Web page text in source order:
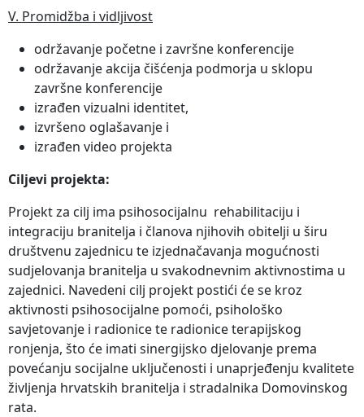
V. Promidžba i vidljivost
održavanje početne i završne konferencije
održavanje akcija čišćenja podmorja u sklopu
završne konferencije
izrađen vizualni identitet,
izvršeno oglašavanje i
izrađen video projekta
Ciljevi projekta:
Projekt za cilj ima psihosocijalnu rehabilitaciju i
integraciju branitelja i članova njihovih obitelji u širu
društvenu zajednicu te izjednačavanja mogućnosti
sudjelovanja branitelja u svakodnevnim aktivnostima u
zajednici. Navedeni cilj projekt postići će se kroz
aktivnosti psihosocijalne pomoći, psihološko
savjetovanje i radionice te radionice terapijskog
ronjenja, što će imati sinergijsko djelovanje prema
povećanju socijalne uključenosti i unaprjeđenju kvalitete
življenja hrvatskih branitelja i stradalnika Domovinskog
rata.